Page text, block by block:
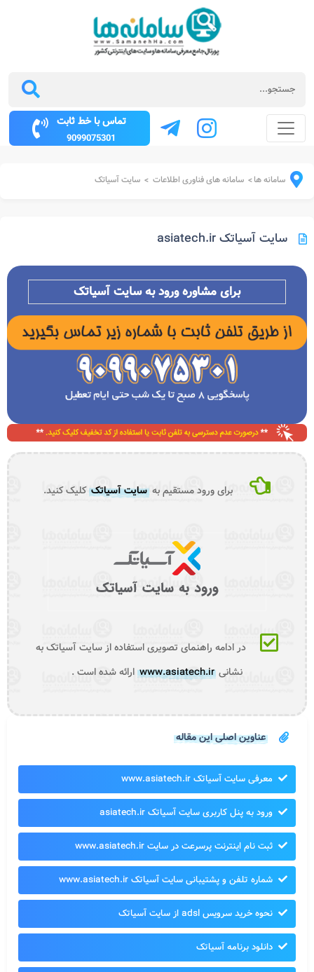
تماس با خط ثابت
9099075301
سامانه ها> سامانه های فناوری اطلاعات > سایت آسیاتک
سایت آسیاتک asiatech.ir
برای مشاوره ورود به سایت آسیاتک
برای ورود مستقیم بهسایت آسیاتککلیک کنید.
در ادامه راهنمای تصویری استفاده از سایت آسیاتک به
نشانی www.asiatech.ir ارائه شده است .
عناوین اصلی این مقاله
معرفی سایت آسیاتک www.asiatech.ir
ورود به پنل کاربری سایت آسیاتک asiatech.ir
ثبت نام اینترنت پرسرعت در سایت www.asiatech.ir
شماره تلفن و پشتیبانی سایت آسیاتک www.asiatech.ir
نحوه خرید سرویس adsl از سایت آسیاتک
دانلود برنامه آسیاتک